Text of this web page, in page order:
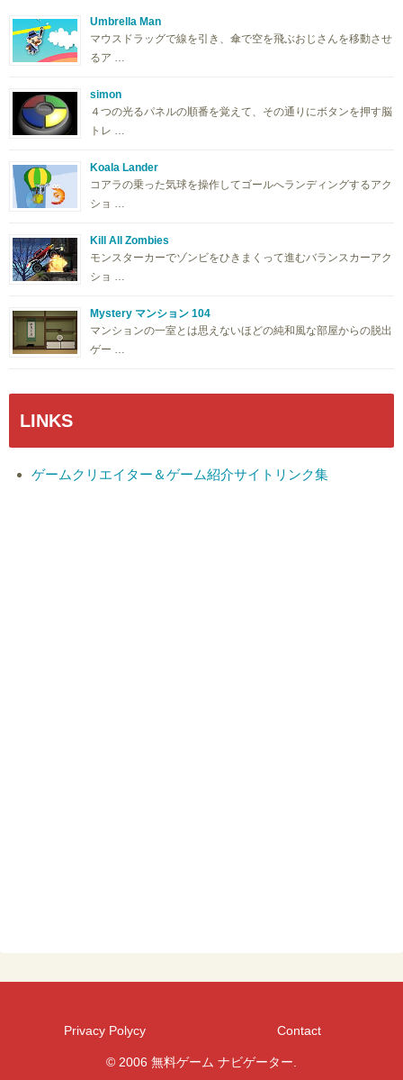
Umbrella Man
マウスドラッグで線を引き、傘で空を飛ぶおじさんを移動させ
るア …
simon
４つの光るパネルの順番を覚えて、その通りにボタンを押す脳
トレ …
Koala Lander
コアラの乗った気球を操作してゴールへランディングするアク
ショ …
Kill All Zombies
モンスターカーでゾンビをひきまくって進むバランスカーアク
ショ …
Mystery マンション 104
マンションの一室とは思えないほどの純和風な部屋からの脱出
ゲー …
LINKS
ゲームクリエイター＆ゲーム紹介サイトリンク集
Privacy Polycy Contact
© 2006 無料ゲーム ナビゲーター.